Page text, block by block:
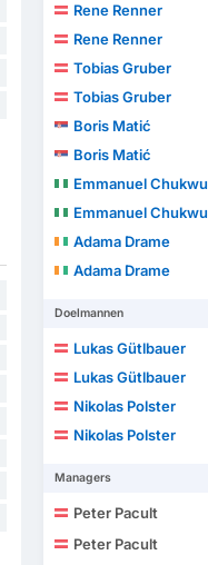
Rene Renner
Rene Renner
Tobias Gruber
Tobias Gruber
Boris Matić
Boris Matić
Emmanuel Chukwu
Emmanuel Chukwu
Adama Drame
Adama Drame
Doelmannen
Lukas Gütlbauer
Lukas Gütlbauer
Nikolas Polster
Nikolas Polster
Managers
Peter Pacult
Peter Pacult